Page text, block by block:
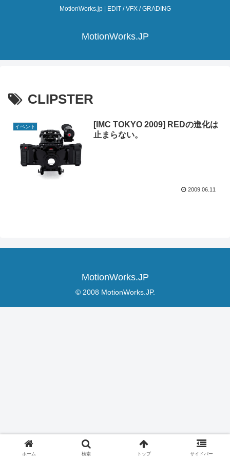
MotionWorks.jp | EDIT / VFX / GRADING
MotionWorks.JP
CLIPSTER
イベント
[IMC TOKYO 2009] REDの進化は
止まらない。
2009.06.11
MotionWorks.JP
© 2008 MotionWorks.JP.
ホーム 検索 トップ サイドバー